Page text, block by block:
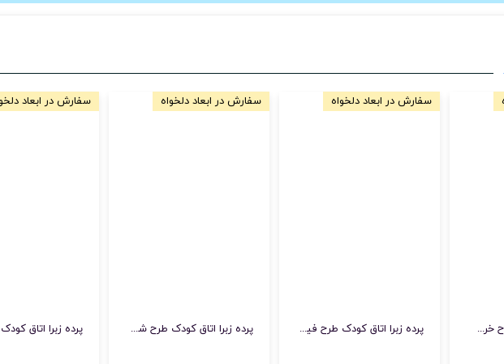
سفارش در ابعاد
پرده زبرا اتاق کودک طرح شخصیت کارتونی باب اسفنجی با فضای شاد
سفارش در ابعاد دلخواه
پرده زبرا اتاق کودک طرح فیل فانتزی با رنگ‌های شاد ملایم
سفارش در ابعاد دلخواه
پرده زبرا اتاق نوزاد طرح خرس خلبان با فضای رویایی آسمانی